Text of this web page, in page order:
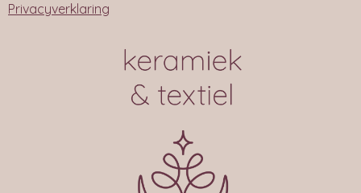
Privacyverklaring